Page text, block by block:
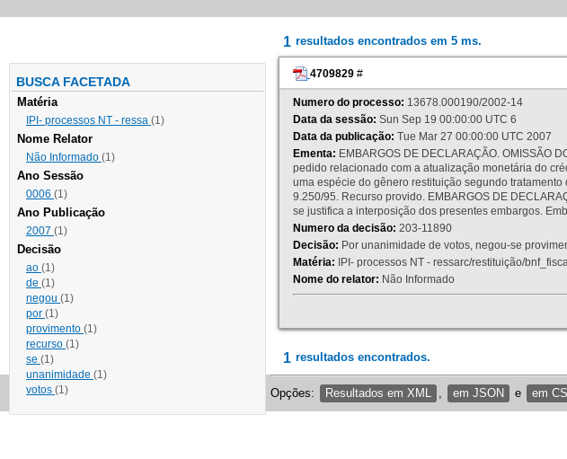
BUSCA FACETADA
Matéria
IPI- processos NT - ressa (1)
Nome Relator
Não Informado (1)
Ano Sessão
0006 (1)
Ano Publicação
2007 (1)
Decisão
ao (1)
de (1)
negou (1)
por (1)
provimento (1)
recurso (1)
se (1)
unanimidade (1)
votos (1)
1 resultados encontrados em 5 ms.
4709829 #
Numero do processo: 13678.000190/2002-14
Data da sessão: Sun Sep 19 00:00:00 UTC 6
Data da publicação: Tue Mar 27 00:00:00 UTC 2007
Ementa: EMBARGOS DE DECLARAÇÃO. OMISSÃO
pedido relacionado com a atualização monetária do
uma espécie do gênero restituição segundo
9.250/95. Recurso provido. EMBARGOS DE
se justifica a interposição dos presentes embargos.
Numero da decisão: 203-11890
Decisão: Por unanimidade de votos, negou-se
Matéria: IPI- processos NT - ressarc/restituição/
Nome do relator: Não Informado
1 resultados encontrados.
Opções: Resultados em XML em JSON e em